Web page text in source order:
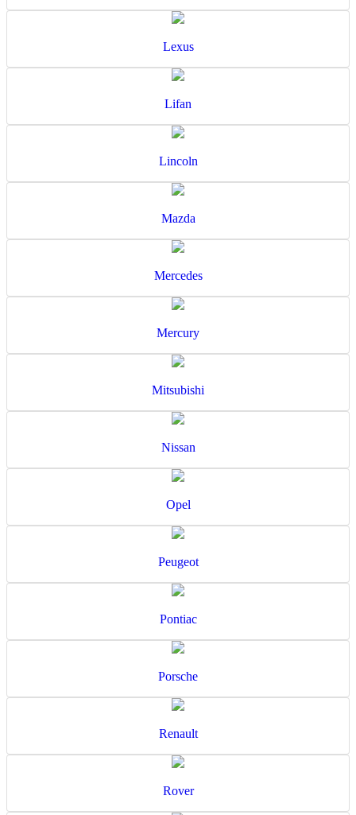
Lexus
Lifan
Lincoln
Mazda
Mercedes
Mercury
Mitsubishi
Nissan
Opel
Peugeot
Pontiac
Porsche
Renault
Rover